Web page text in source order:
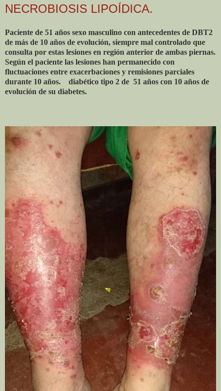
NECROBIOSIS LIPOÍDICA.
Paciente de 51 años sexo masculino con antecedentes de DBT2
de más de 10 años de evolución, siempre mal controlado que
consulta por estas lesiones en región anterior de ambas piernas.
Según el paciente las lesiones han permanecido con
fluctuaciones entre exacerbaciones y remisiones parciales
durante 10 años. diabético tipo 2 de 51 años con 10 años de
evolución de su diabetes.